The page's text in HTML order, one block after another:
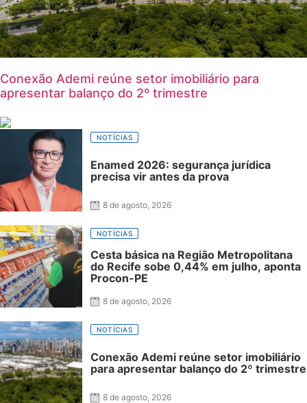
Conexão Ademi reúne setor imobiliário para
apresentar balanço do 2º trimestre
NOTÍCIAS
Enamed 2026: segurança jurídica
precisa vir antes da prova
8 de agosto, 2026
NOTÍCIAS
Cesta básica na Região Metropolitana
do Recife sobe 0,44% em julho, aponta
Procon-PE
8 de agosto, 2026
NOTÍCIAS
Conexão Ademi reúne setor imobiliário
para apresentar balanço do 2º trimestre
8 de agosto, 2026